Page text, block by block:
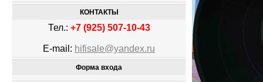
КОНТАКТЫ
Тел.: +7 (925) 507-10-43
E-mail: hifisale@yandex.ru
Форма входа